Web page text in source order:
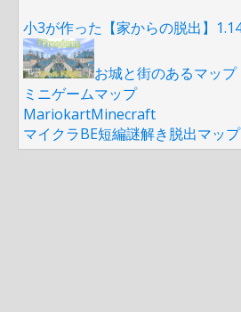
小3が作った【家からの脱出】
お城と街のあるマップ
ミニゲームマップ
MariokartMinecraft
マイクラBE短編謎解き脱出マッ